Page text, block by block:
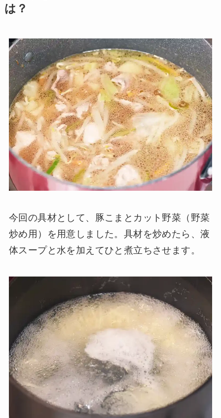
は？
今回の具材として、豚こまとカット野菜（野菜
炒め用）を用意しました。具材を炒めたら、液
体スープと水を加えてひと煮立ちさせます。